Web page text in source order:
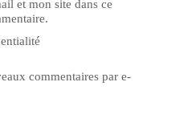
et mon site dans ce
commentaires par e-